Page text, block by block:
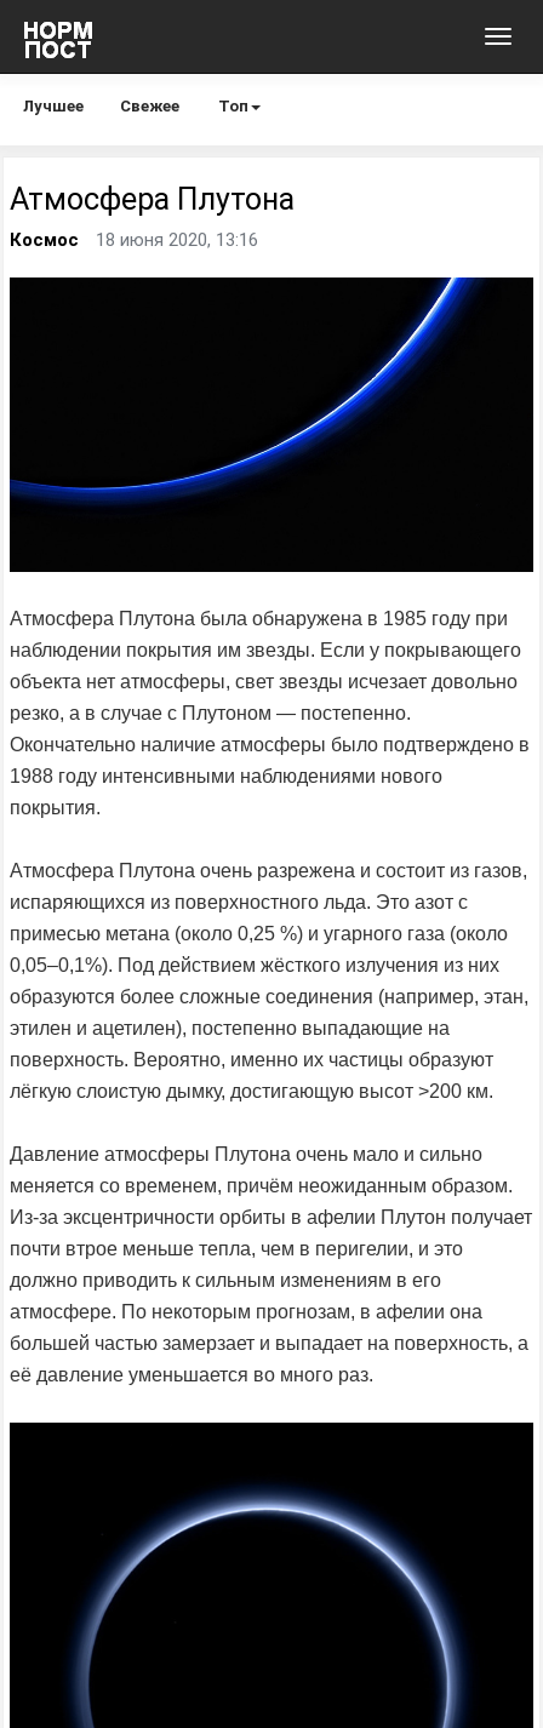
Лучшее Свежее Топ
Атмосфера Плутона
Космос 18 июня 2020, 13:16
Атмосфера Плутона была обнаружена в 1985 году при
наблюдении покрытия им звезды. Если у покрывающего
объекта нет атмосферы, свет звезды исчезает довольно
резко, а в случае с Плутоном — постепенно.
Окончательно наличие атмосферы было подтверждено в
1988 году интенсивными наблюдениями нового
покрытия.
Атмосфера Плутона очень разрежена и состоит из газов,
испаряющихся из поверхностного льда. Это азот с
примесью метана (около 0,25 %) и угарного газа (около
0,05–0,1%). Под действием жёсткого излучения из них
образуются более сложные соединения (например, этан,
этилен и ацетилен), постепенно выпадающие на
поверхность. Вероятно, именно их частицы образуют
лёгкую слоистую дымку, достигающую высот >200 км.
Давление атмосферы Плутона очень мало и сильно
меняется со временем, причём неожиданным образом.
Из-за эксцентричности орбиты в афелии Плутон получает
почти втрое меньше тепла, чем в перигелии, и это
должно приводить к сильным изменениям в его
атмосфере. По некоторым прогнозам, в афелии она
большей частью замерзает и выпадает на поверхность, а
её давление уменьшается во много раз.